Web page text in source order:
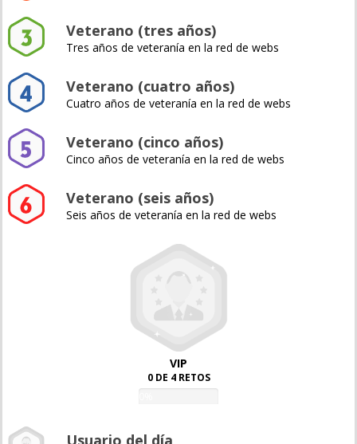
Veterano (tres años)
Tres años de veteranía en la red de webs
Veterano (cuatro años)
Cuatro años de veteranía en la red de webs
Veterano (cinco años)
Cinco años de veteranía en la red de webs
Veterano (seis años)
Seis años de veteranía en la red de webs
VIP
0 DE 4 RETOS
Usuario del día